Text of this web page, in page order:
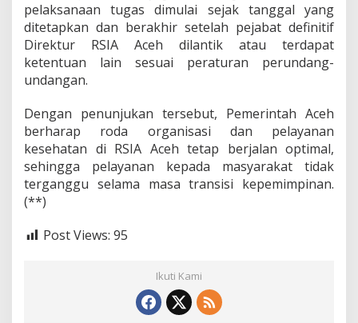
pelaksanaan tugas dimulai sejak tanggal yang
ditetapkan dan berakhir setelah pejabat definitif
Direktur RSIA Aceh dilantik atau terdapat
ketentuan lain sesuai peraturan perundang-
undangan.
Dengan penunjukan tersebut, Pemerintah Aceh
berharap roda organisasi dan pelayanan
kesehatan di RSIA Aceh tetap berjalan optimal,
sehingga pelayanan kepada masyarakat tidak
terganggu selama masa transisi kepemimpinan.
(**)
Post Views: 95
Ikuti Kami